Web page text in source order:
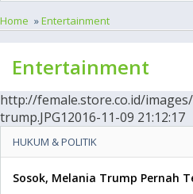
Home »Entertainment
Entertainment
http://female.store.co.id/
trump.JPG12016-11-09 21:12:17
HUKUM & POLITIK
Sosok, Melania Trump Pernah